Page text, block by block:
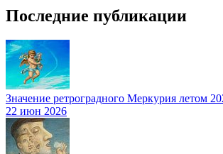
Последние публикации
Значение ретроградного Меркурия летом
22 июн 2026